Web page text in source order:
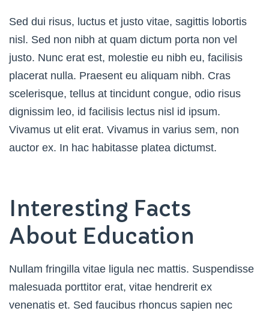
Sed dui risus, luctus et justo vitae, sagittis lobortis
nisl. Sed non nibh at quam dictum porta non vel
justo. Nunc erat est, molestie eu nibh eu, facilisis
placerat nulla. Praesent eu aliquam nibh. Cras
scelerisque, tellus at tincidunt congue, odio risus
dignissim leo, id facilisis lectus nisl id ipsum.
Vivamus ut elit erat. Vivamus in varius sem, non
auctor ex. In hac habitasse platea dictumst.
Interesting Facts
About Education
Nullam fringilla vitae ligula nec mattis. Suspendisse
malesuada porttitor erat, vitae hendrerit ex
venenatis et. Sed faucibus rhoncus sapien nec